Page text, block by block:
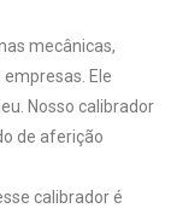
mecânicas,
Ele
Nosso calibrador
de aferição
calibrador é